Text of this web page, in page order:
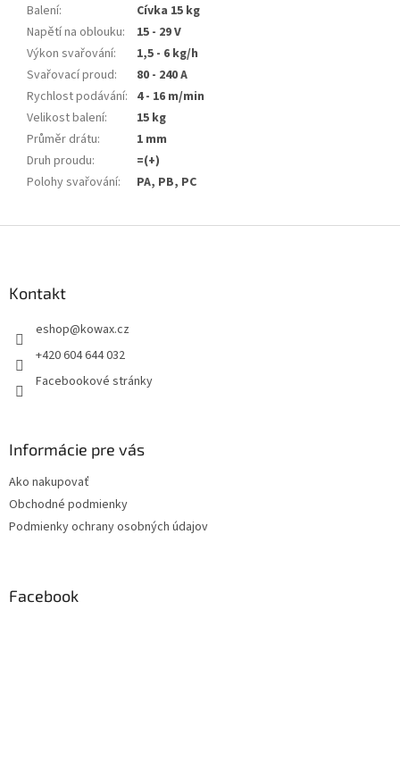
Balení:
Cívka 15 kg
Napětí na oblouku:
15 - 29 V
Výkon svařování:
1,5 - 6 kg/h
Svařovací proud:
80 - 240 A
Rychlost podávání: 4 - 16 m/min
Velikost balení:
15 kg
Průměr drátu:
1 mm
Druh proudu:
=(+)
Polohy svařování: PA, PB, PC
Kontakt
eshop@kowax.cz
+420 604 644 032
Facebookové stránky
Informácie pre vás
Ako nakupovať
Obchodné podmienky
Podmienky ochrany osobných údajov
Facebook